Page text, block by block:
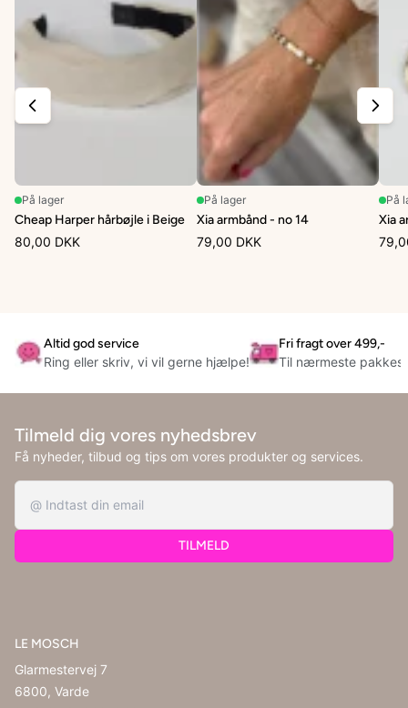
På lager
Cheap Harper hårbøjle i Beige
80,00 DKK
På lager
Xia armbånd - no 14
79,00 DKK
På
Xia
Altid god service
Ring eller skriv, vi vil gerne hjælpe!
Fri fragt over 499,-
Til nærmeste
Tilmeld dig vores nyhedsbrev
Få nyheder, tilbud og tips om vores produkter og services.
TILMELD
LE MOSCH
Glarmestervej 7
6800, Varde